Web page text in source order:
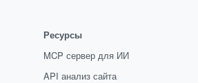
Ресурсы
MCP сервер для ИИ
API анализ сайта